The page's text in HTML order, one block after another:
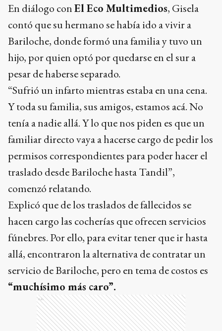
En diálogo conEl Eco Multimedios, Gisela
contó que su hermano se había ido a vivir a
Bariloche, donde formó una familia y tuvo un
hijo, por quien optó por quedarse en el sur a
pesar de haberse separado.
“Sufrió un infarto mientras estaba en una cena.
Y toda su familia, sus amigos, estamos acá. No
tenía a nadie allá. Y lo que nos piden es que un
familiar directo vaya a hacerse cargo de pedir los
permisos correspondientes para poder hacer el
traslado desde Bariloche hasta Tandil”,
comenzó relatando.
Explicó que de los traslados de fallecidos se
hacen cargo las cocherías que ofrecen servicios
fúnebres. Por ello, para evitar tener que ir hasta
allá, encontraron la alternativa de contratar un
servicio de Bariloche, pero en tema de costos es
“muchísimo más caro”.
Ads